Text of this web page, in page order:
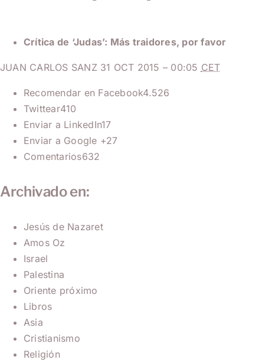
Crítica de ‘Judas’: Más traidores, por favor
JUAN CARLOS SANZ 31 OCT 2015 – 00:05 CET
Recomendar en Facebook4.526
Twittear410
Enviar a LinkedIn17
Enviar a Google +27
Comentarios632
Archivado en:
Jesús de Nazaret
Amos Oz
Israel
Palestina
Oriente próximo
Libros
Asia
Cristianismo
Religión